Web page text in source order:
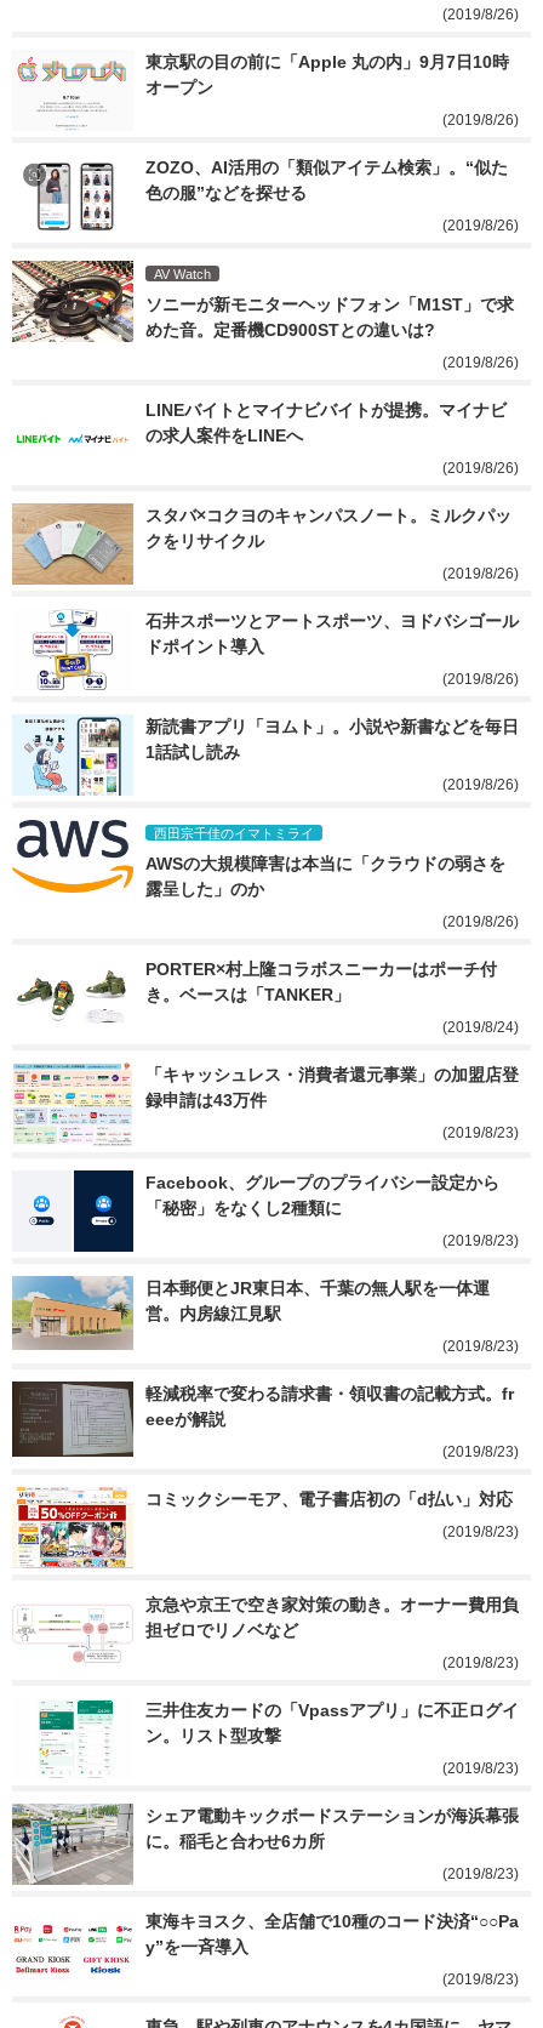
(2019/8/26)
東京駅の目の前に「Apple 丸の内」9月7日10時
オープン
(2019/8/26)
ZOZO、AI活用の「類似アイテム検索」。“似た
色の服”などを探せる
(2019/8/26)
AV Watch
ソニーが新モニターヘッドフォン「M1ST」で求
めた音。定番機CD900STとの違いは?
(2019/8/26)
LINEバイトとマイナビバイトが提携。マイナビ
の求人案件をLINEへ
(2019/8/26)
スタバ×コクヨのキャンパスノート。ミルクパッ
クをリサイクル
(2019/8/26)
石井スポーツとアートスポーツ、ヨドバシゴール
ドポイント導入
(2019/8/26)
新読書アプリ「ヨムト」。小説や新書などを毎日
1話試し読み
(2019/8/26)
西田宗千佳のイマトミライ
AWSの大規模障害は本当に「クラウドの弱さを
露呈した」のか
(2019/8/26)
PORTER×村上隆コラボスニーカーはポーチ付
き。ベースは「TANKER」
(2019/8/24)
「キャッシュレス・消費者還元事業」の加盟店登
録申請は43万件
(2019/8/23)
Facebook、グループのプライバシー設定から
「秘密」をなくし2種類に
(2019/8/23)
日本郵便とJR東日本、千葉の無人駅を一体運
営。内房線江見駅
(2019/8/23)
軽減税率で変わる請求書・領収書の記載方式。fr
eeeが解説
(2019/8/23)
コミックシーモア、電子書店初の「d払い」対応
(2019/8/23)
京急や京王で空き家対策の動き。オーナー費用負
担ゼロでリノベなど
(2019/8/23)
三井住友カードの「Vpassアプリ」に不正ログイ
ン。リスト型攻撃
(2019/8/23)
シェア電動キックボードステーションが海浜幕張
に。稲毛と合わせ6カ所
(2019/8/23)
東海キヨスク、全店舗で10種のコード決済“○○Pa
y”を一斉導入
(2019/8/23)